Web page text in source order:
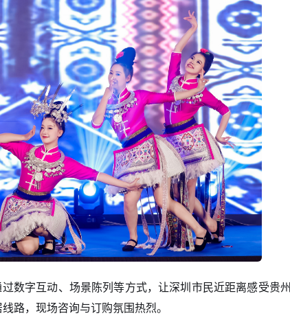
数字互动、场景陈列等方式，让深圳市民近距离感受贵州
路，现场咨询与订购氛围热烈。